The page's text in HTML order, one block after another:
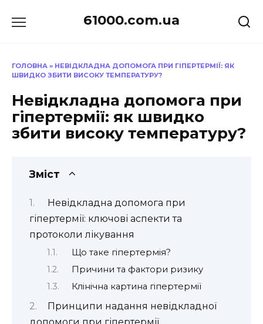
до
61000.com.ua
ГОЛОВНА » НЕВІДКЛАДНА ДОПОМОГА ПРИ ГІПЕРТЕРМІЇ: ЯК
ШВИДКО ЗБИТИ ВИСОКУ ТЕМПЕРАТУРУ?
Невідкладна допомога при
гіпертермії: як швидко
збити високу температуру?
Зміст
Невідкладна допомога при
гіпертермії: ключові аспекти та
протоколи лікування
Що таке гіпертермія?
Причини та фактори ризику
Клінічна картина гіпертермії
Принципи надання невідкладної